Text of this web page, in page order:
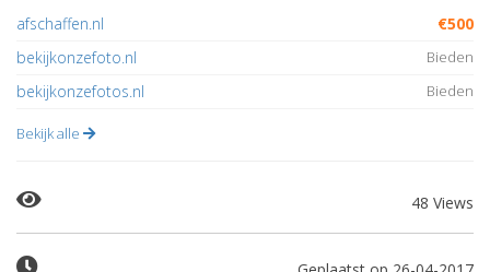
afschaffen.nl
€500
bekijkonzefoto.nl
Bieden
bekijkonzefotos.nl Bieden
Bekijk alle
48 Views